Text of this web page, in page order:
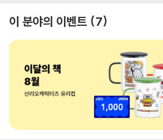
이 분야의 이벤트 7